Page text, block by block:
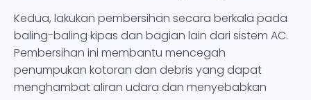
Kedua, lakukan pembersihan secara berkala pada
baling-baling kipas dan bagian lain dari sistem AC.
Pembersihan ini membantu mencegah
penumpukan kotoran dan debris yang dapat
menghambat aliran udara dan menyebabkan